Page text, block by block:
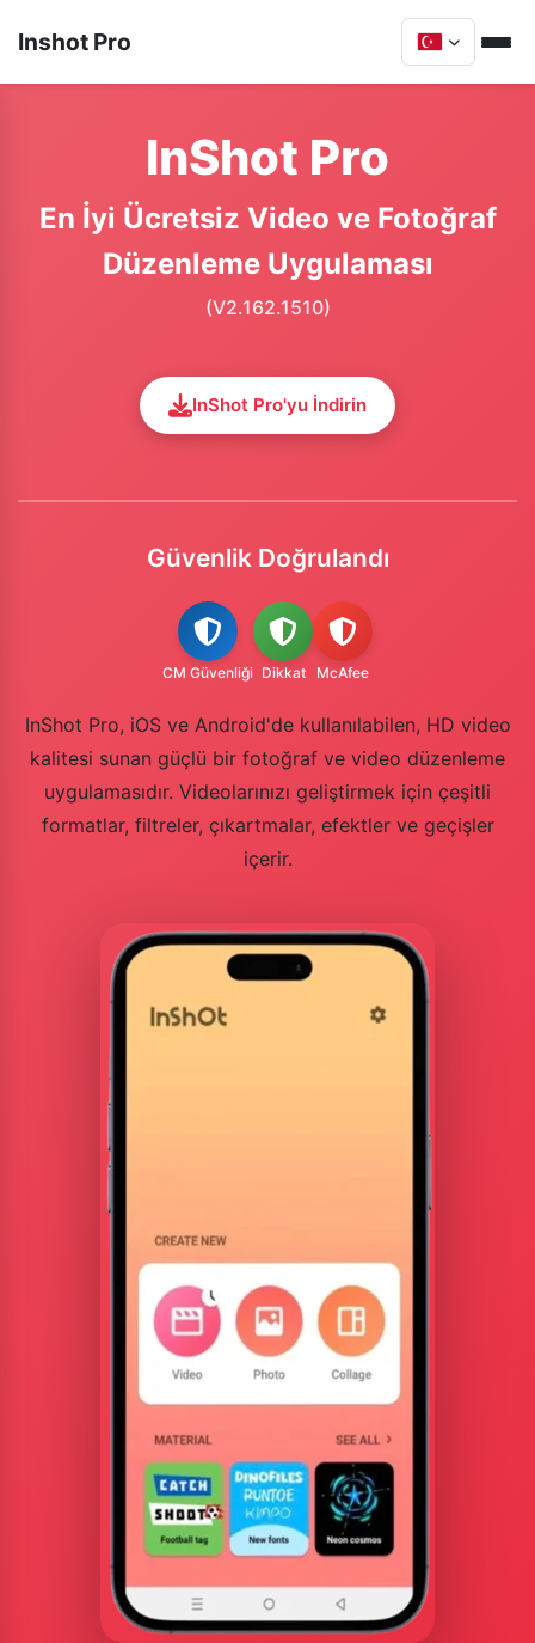
Inshot Pro
InShot Pro
En İyi Ücretsiz Video ve Fotoğraf
Düzenleme Uygulaması
(V2.162.1510)
InShot Pro'yu İndirin
Güvenlik Doğrulandı
CM Güvenliği Dikkat McAfee
InShot Pro, iOS ve Android'de kullanılabilen, HD video
kalitesi sunan güçlü bir fotoğraf ve video düzenleme
uygulamasıdır. Videolarınızı geliştirmek için çeşitli
formatlar, filtreler, çıkartmalar, efektler ve geçişler
içerir.